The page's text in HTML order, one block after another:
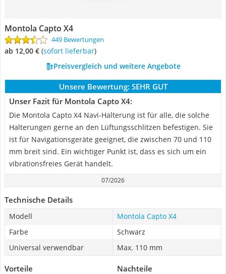
Montola Capto X4
449 Bewertungen
ab 12,00 € ( Sofort lieferbar)
Preisvergleich und weitere Angebote
Unsere Bewertung: SEHR GUT
Unser Fazit für Montola Capto X4:
Die Montola Capto X4 Navi-Halterung ist für alle, die solche
Halterungen gerne an den Lüftungsschlitzen befestigen. Sie
ist für Navigationsgeräte geeignet, die zwischen 70 und 110
mm breit sind. Ein wichtiger Punkt ist, dass es sich um ein
vibrationsfreies Gerät handelt.
07/2026
Technische Details
Modell
Montola Capto X4
Farbe
Schwarz
Universal verwendbar
Max. 110 mm
Vorteile Nachteile